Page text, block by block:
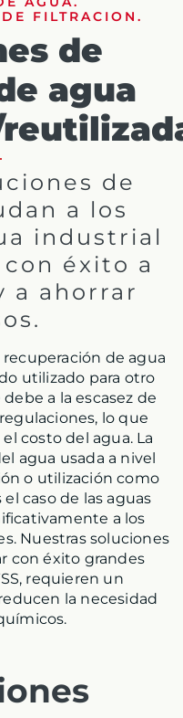
FILTRACION.
de
agua
de
a los
industrial
éxito a
a ahorrar
de agua
utilizado para otro
a la escasez de
lo que
costo del agua. La
agua usada a nivel
o utilización como
caso de las aguas
a los
Nuestras soluciones
con éxito grandes
requieren un
la necesidad